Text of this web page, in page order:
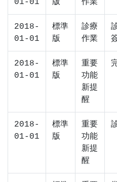
01-01
版
作業
2018-
01-01
標準
版
診療
作業
2018-
01-01
標準
版
重要
功能
新提
醒
2018-
01-01
標準
版
重要
功能
新提
醒